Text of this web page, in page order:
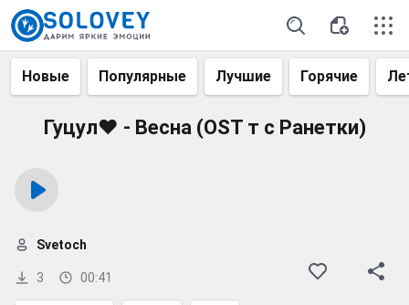
Новые Популярные Лучшие Горячие
Гуцул♥ - Весна (OST т с Ранетки)
3 00:41
Svetoch